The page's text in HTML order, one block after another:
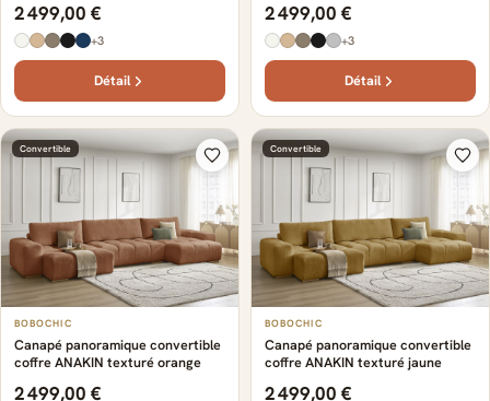
2 499,00 €
+3
Détail
2 499,00 €
+3
Détail
Convertible
BOBOCHIC
Canapé panoramique convertible
coffre ANAKIN texturé orange
2 499,00 €
Convertible
BOBOCHIC
Canapé panoramique convertible
coffre ANAKIN texturé jaune
2 499,00 €